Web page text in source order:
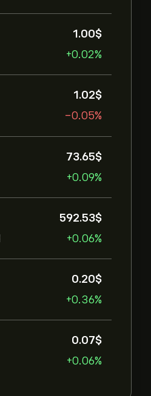
1.00‎$‎
+0.02%
1.02‎$‎
-0.05%
73.65‎$‎
+0.09%
592.53‎$‎
+0.06%
0.20‎$‎
+0.36%
0.07‎$‎
+0.06%